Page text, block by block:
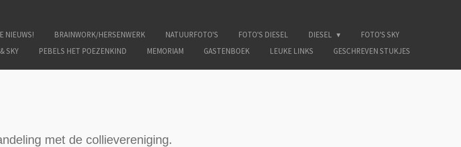
NIEUWS! BRAINWORK/HERSENWERK NATUURFOTO'S FOTO'S DIESEL DIESEL
FOTO'S SKY
SKY
PEBELS HET POEZENKIND MEMORIAM GASTENBOEK LEUKE LINKS GESCHREVEN STUKJES
met de collievereniging.